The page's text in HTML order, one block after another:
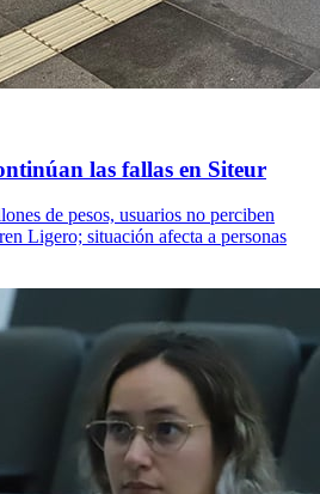
las fallas en Siteur
de pesos, usuarios no perciben
Ligero; situación afecta a personas